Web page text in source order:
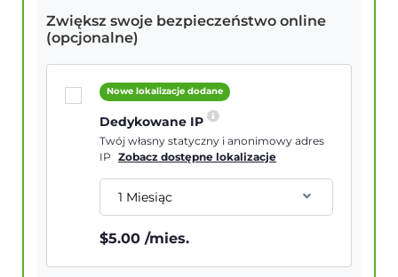
Zwiększ swoje bezpieczeństwo online
(opcjonalne)
Nowe lokalizacje dodane
Dedykowane IP
Twój własny statyczny i anonimowy adres
IP
Zobacz dostępne lokalizacje
1 Miesiąc
$5.00 /mies.